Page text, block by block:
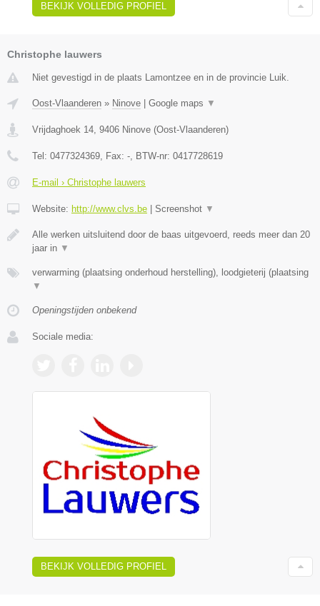
BEKIJK VOLLEDIG PROFIEL
Christophe lauwers
Niet gevestigd in de plaats Lamontzee en in de provincie Luik.
Oost-Vlaanderen » Ninove Google maps ▼
Vrijdaghoek 14, 9406 Ninove (Oost-Vlaanderen)
Tel: 0477324369, Fax: -, BTW-nr: 0417728619
E-mail › Christophe lauwers
Website: http://www.clvs.be Screenshot ▼
Alle werken uitsluitend door de baas uitgevoerd, reeds meer dan 20
jaar in ▼
verwarming (plaatsing onderhoud herstelling), loodgieterij (plaatsing
▼
Openingstijden onbekend
Sociale media:
BEKIJK VOLLEDIG PROFIEL